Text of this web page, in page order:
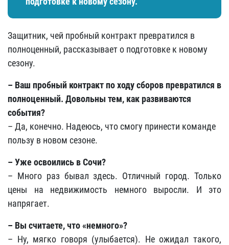
Защитник, чей пробный контракт превратился в
полноценный, рассказывает о подготовке к новому
сезону.
– Ваш пробный контракт по ходу сборов превратился в
полноценный. Довольны тем, как развиваются
события?
– Да, конечно. Надеюсь, что смогу принести команде
пользу в новом сезоне.
– Уже освоились в Сочи?
– Много раз бывал здесь. Отличный город. Только
цены на недвижимость немного выросли. И это
напрягает.
– Вы считаете, что «немного»?
– Ну, мягко говоря (улыбается). Не ожидал такого,